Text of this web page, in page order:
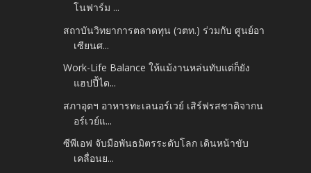
โนฟาร์ม ...
สถาบันวิทยาการตลาดทุน (วตท.) ร่วมกับ ศูนย์อา
เซียนศ...
Work-Life Balance ให้แม้งานหล่นทับแต่ก็ยัง
แฮปปี้ได...
สภาอุตฯ อาหารทะเลนอร์เวย์ เสิร์ฟรสชาติจากน
อร์เวย์แ...
ซีพีเอฟ จับมือพันธมิตรระดับโลก เดินหน้าขับ
เคลื่อนย...